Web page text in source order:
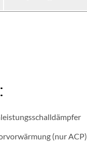
(nur ACP)